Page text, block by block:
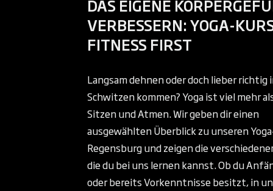
DAS EIGENE
VERBESSERN: YOGA-
FITNESS FIRST
Langsam dehnen oder doch lieber richtig
Schwitzen kommen? Yoga ist viel mehr
Sitzen und Atmen. Wir geben dir einen
ausgewählten Überblick zu unseren
Regensburg und zeigen die
die du bei uns lernen kannst. Ob du
oder bereits Vorkenntnisse besitzt, in